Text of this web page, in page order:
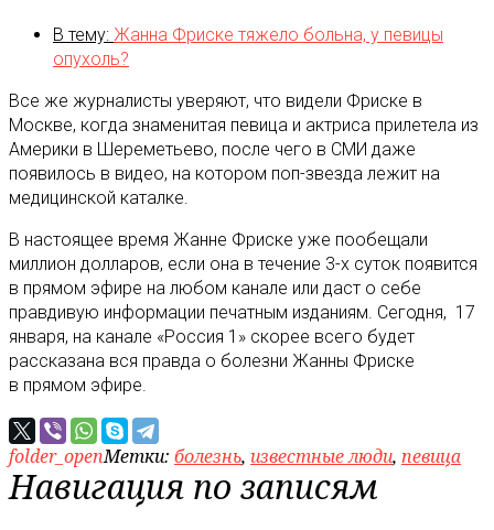
В тему: Жанна Фриске тяжело больна, у певицы
опухоль?
Все же журналисты уверяют, что видели Фриске в
Москве, когда знаменитая певица и актриса прилетела из
Америки в Шереметьево, после чего в СМИ даже
появилось в видео, на котором поп-звезда лежит на
медицинской каталке.
В настоящее время Жанне Фриске уже пообещали
миллион долларов, если она в течение 3-х суток появится
в прямом эфире на любом канале или даст о себе
правдивую информации печатным изданиям. Сегодня, 17
января, на канале «Россия 1» скорее всего будет
рассказана вся правда о болезни Жанны Фриске
в прямом эфире.
folder_openМетки: болезнь, известные люди, певица
Навигация по записям